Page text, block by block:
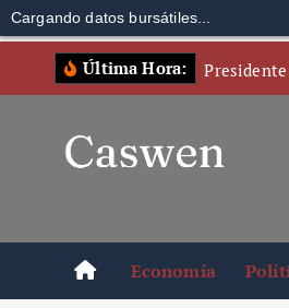
Cargando datos bursátiles...
Última Hora: Presidente
Economía